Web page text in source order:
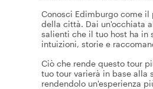
Conosci Edimburgo come
della città. Dai un'occhiata
salienti che il tuo host ha
intuizioni, storie e
Ciò che rende questo tour
tuo tour varierà in base alla
rendendolo un'esperienza